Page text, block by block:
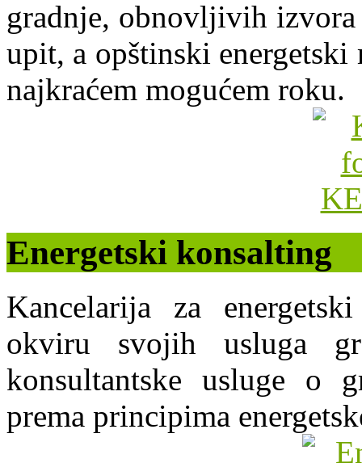
gradnje, obnovljivih izvora
upit, a opštinski energetski
najkraćem mogućem roku.
Energetski konsalting
Kancelarija za
okviru svojih usluga
konsultantske usluge o
prema principima